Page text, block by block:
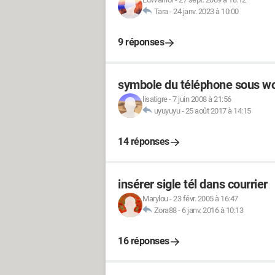
Tara-24 janv. 2023 à 10:00
9 réponses
symbole du téléphone sous
lisatigre-7 juin 2008 à 21:56
uyuyuyu-25 août 2017 à 14:15
14 réponses
insérer sigle tél dans courrier
Marylou-23 févr. 2005 à 16:47
Zora88- 6 janv. 2016 à 10:13
16 réponses